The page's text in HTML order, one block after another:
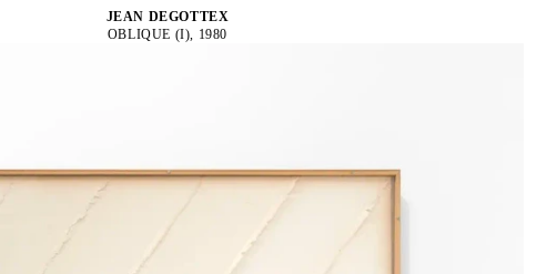
JEAN DEGOTTEX
OBLIQUE (I), 1980